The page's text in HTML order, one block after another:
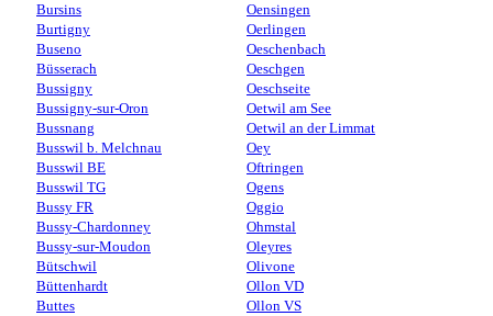
Bursins
Burtigny
Buseno
Büsserach
Bussigny
Bussigny-sur-Oron
Bussnang
Busswil b. Melchnau
Busswil BE
Busswil TG
Bussy FR
Bussy-Chardonney
Bussy-sur-Moudon
Bütschwil
Büttenhardt
Buttes
Oensingen
Oerlingen
Oeschenbach
Oeschgen
Oeschseite
Oetwil am See
Oetwil an der Limmat
Oey
Oftringen
Ogens
Oggio
Ohmstal
Oleyres
Olivone
Ollon VD
Ollon VS